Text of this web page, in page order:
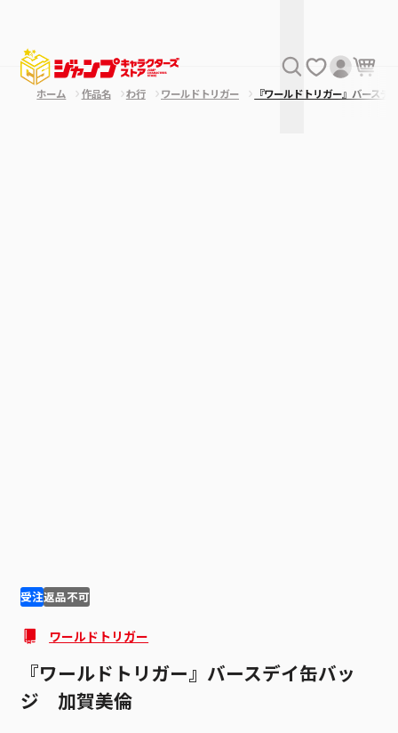
ホーム 作品名 わ行 ワールドトリガー 『ワールドトリガー』バース
受注返品不可
ワールドトリガー
『ワールドトリガー』バースデイ缶バッ
ジ 加賀美倫